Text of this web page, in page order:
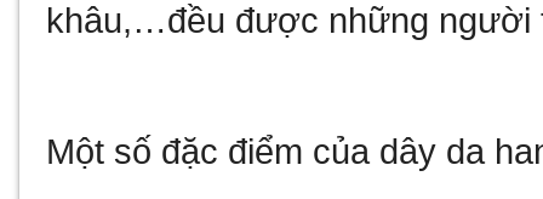
khâu,…đều được những người
Một số đặc điểm của dây da